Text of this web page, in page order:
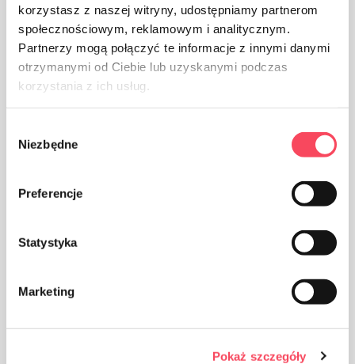
korzystasz z naszej witryny, udostępniamy partnerom
społecznościowym, reklamowym i analitycznym.
Partnerzy mogą połączyć te informacje z innymi danymi
otrzymanymi od Ciebie lub uzyskanymi podczas
korzystania z ich usług.
zgody
Niezbędne
Preferencje
Statystyka
Marketing
Pokaż szczegóły
Продукт призначений для контакту з їжею, він не